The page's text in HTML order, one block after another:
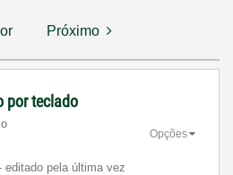
Próximo
por teclado
editado pela última vez
Opções